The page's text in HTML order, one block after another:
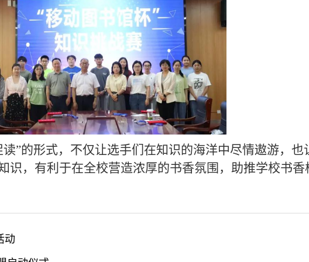
”的形式，不仅让选手们在知识的海洋中尽情遨游，也
识，有利于在全校营造浓厚的书香氛围，助推学校书香
动